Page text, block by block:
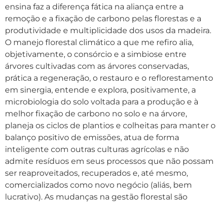
ensina faz a diferença fática na aliança entre a
remoção e a fixação de carbono pelas florestas e a
produtividade e multiplicidade dos usos da madeira.
O manejo florestal climático a que me refiro alia,
objetivamente, o consórcio e a simbiose entre
árvores cultivadas com as árvores conservadas,
prática a regeneração, o restauro e o reflorestamento
em sinergia, entende e explora, positivamente, a
microbiologia do solo voltada para a produção e à
melhor fixação de carbono no solo e na árvore,
planeja os ciclos de plantios e colheitas para manter o
balanço positivo de emissões, atua de forma
inteligente com outras culturas agrícolas e não
admite resíduos em seus processos que não possam
ser reaproveitados, recuperados e, até mesmo,
comercializados como novo negócio (aliás, bem
lucrativo). As mudanças na gestão florestal são